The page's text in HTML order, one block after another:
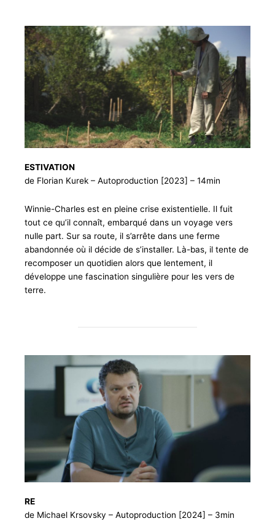
ESTIVATION
de Florian Kurek – Autoproduction [2023] – 14min
Winnie-Charles est en pleine crise existentielle. Il fuit
tout ce qu’il connaît, embarqué dans un voyage vers
nulle part. Sur sa route, il s’arrête dans une ferme
abandonnée où il décide de s’installer. Là-bas, il tente de
recomposer un quotidien alors que lentement, il
développe une fascination singulière pour les vers de
terre.
RE
de Michael Krsovsky – Autoproduction [2024] – 3min